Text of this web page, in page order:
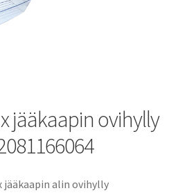
jääkaapin ovihylly
jääkaapin alin ovihylly